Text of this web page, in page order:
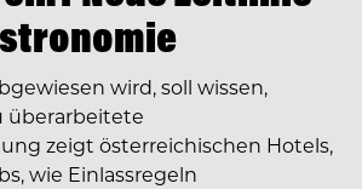
wird, soll wissen,
überarbeitete
zeigt österreichischen Hotels,
wie Einlassregeln